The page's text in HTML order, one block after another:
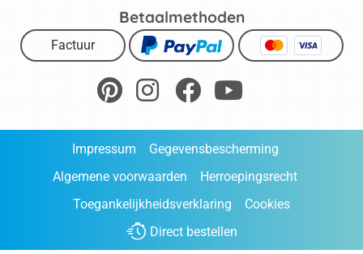
Betaalmethoden
Factuur
Impressum
Gegevensbescherming
Algemene voorwaarden
Herroepingsrecht
Toegankelijkheidsverklaring
Cookies
Direct bestellen